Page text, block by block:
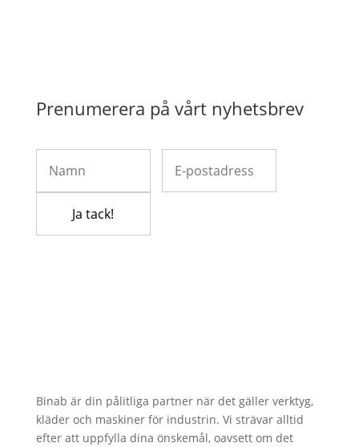
Prenumerera på vårt nyhetsbrev
Binab är din pålitliga partner när det gäller verktyg,
kläder och maskiner för industrin. Vi strävar alltid
efter att uppfylla dina önskemål, oavsett om det